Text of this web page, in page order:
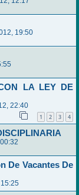
19:50
LA LEY DE
22:40
1 2 3 4
De Vacantes De